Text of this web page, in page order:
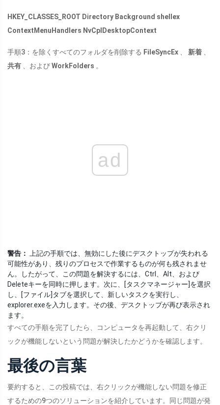
HKEY_CLASSES_ROOT Directory Background shellex
ContextMenuHandlers NvCplDesktopContext
手順3：を除くすべてのフォルダを削除する FileSyncEx 新着
共有 、およびWorkFolders 。
ad
警告：
上記の手順では、無効にした後にデスクトップが失われる
可能性があり、残りのプロセスで作業するものが何も残されませ
ん。したがって、この問題を解決するには、Ctrl、Alt、および
Deleteキーを同時に押します。次に、[タスクマネージャー]を選択
し、[ファイル]タブを選択して、新しいタスクを実行し、
explorer.exeを入力します。その後、デスクトップが再び表示され
ます。
すべての手順を完了したら、コンピュータを再起動して、右クリ
ックが機能しないという問題が解決したかどうかを確認します。
最後の言葉
要約すると、この投稿では、右クリックが機能しない問題を修正
するための9つのソリューションを紹介しています。同じ問題が発